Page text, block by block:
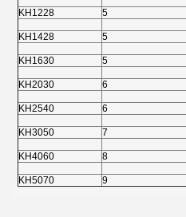
KH1228 5
KH1428 5
KH1630 5
KH2030 6
KH2540 6
KH3050 7
KH4060 8
KH5070 9